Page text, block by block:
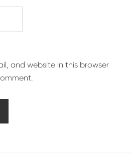
and website in this browser